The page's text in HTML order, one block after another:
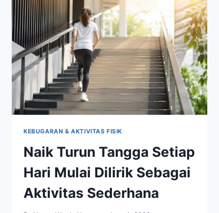
TUBUH
LEBIH
LENTUR
DAN
RILEKS
KEBUGARAN & AKTIVITAS FISIK
Naik Turun Tangga Setiap
Hari Mulai Dilirik Sebagai
Aktivitas Sederhana